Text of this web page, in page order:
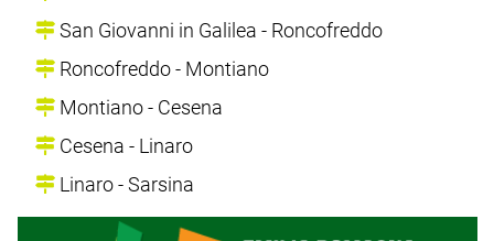
San Giovanni in Galilea - Roncofreddo
Roncofreddo - Montiano
Montiano - Cesena
Cesena - Linaro
Linaro - Sarsina